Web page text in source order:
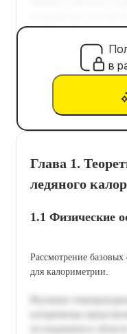
в
Глава 1.
ледяного
1.1 Физические
Рассмотрение
для калориметрии.